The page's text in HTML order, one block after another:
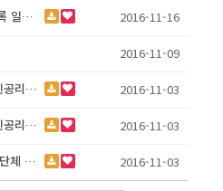
2017년도 중앙 선거직임원 등록 일정 통보의 건 2016-11-16
2016-11-09
청주 주인공인성협동조합, 주인공리더십 상담사 자격증 과정 운영 2016-11-03
청주 주인공인성협동조합, 주인공리더십 상담사 자격증 과정 운영 2016-11-03
통일교육협의회 "2016년 회원단체 워크숍" 세부 계획 2016-11-03